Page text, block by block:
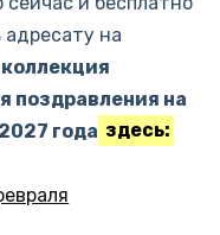
адресату на
поздравления на
года здесь: